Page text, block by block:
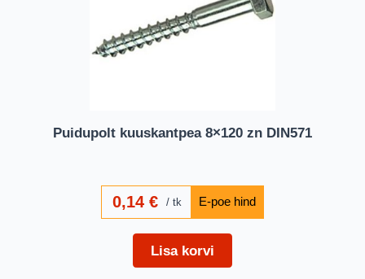
Puidupolt kuuskantpea 8×120 zn DIN571
0,14€ tk
Lisa korvi